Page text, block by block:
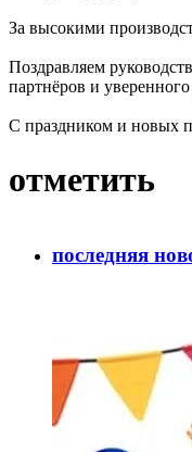
За высокими
Поздравляем
партнёров и
С праздником и новых
отметить
последняя